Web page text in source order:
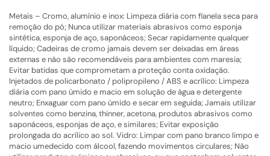
Metais – Cromo, alumínio e inox: Limpeza diária com flanela seca para
remoção do pó; Nunca utilizar materiais abrasivos como esponja
sintética, esponja de aço, saponáceos; Secar rapidamente qualquer
líquido; Cadeiras de cromo jamais devem ser deixadas em áreas
externas e não são recomendáveis para ambientes com maresia;
Evitar batidas que comprometam a proteção conta oxidação.
Injetados de policarbonato / polipropileno / ABS e acrílico: Limpeza
diária com pano úmido e macio em solução de água e detergente
neutro; Enxaguar com pano úmido e secar em seguida; Jamais utilizar
solventes como benzina, thinner, acetona, produtos abrasivos como
saponáceos, esponjas de aço, e similares; Evitar exposição
prolongada do acrílico ao sol. Vidro: Limpar com pano branco limpo e
macio umedecido com álcool, fazendo movimentos circulares; Não